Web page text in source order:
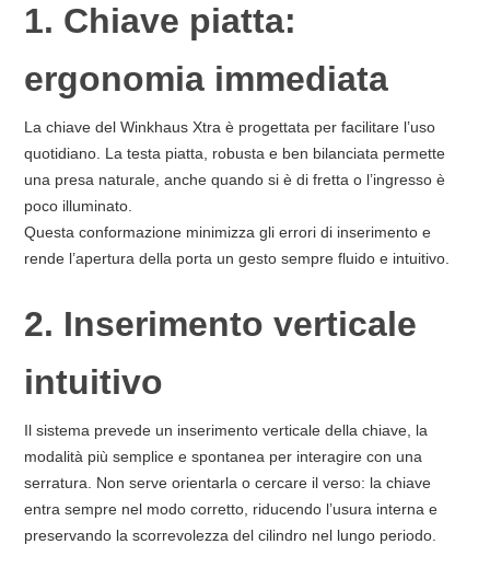
1. Chiave piatta:
ergonomia immediata
La chiave del Winkhaus Xtra è progettata per facilitare l’uso
quotidiano. La testa piatta, robusta e ben bilanciata permette
una presa naturale, anche quando si è di fretta o l’ingresso è
poco illuminato.
Questa conformazione minimizza gli errori di inserimento e
rende l’apertura della porta un gesto sempre fluido e intuitivo.
2. Inserimento verticale
intuitivo
Il sistema prevede un inserimento verticale della chiave, la
modalità più semplice e spontanea per interagire con una
serratura. Non serve orientarla o cercare il verso: la chiave
entra sempre nel modo corretto, riducendo l’usura interna e
preservando la scorrevolezza del cilindro nel lungo periodo.